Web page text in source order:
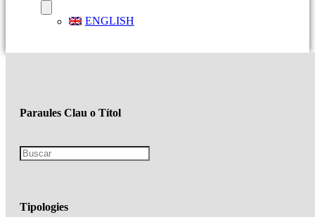
ENGLISH
Paraules Clau o Títol
Tipologies